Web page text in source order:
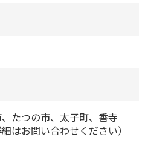
たつの市、太子町、香寺
はお問い合わせください）